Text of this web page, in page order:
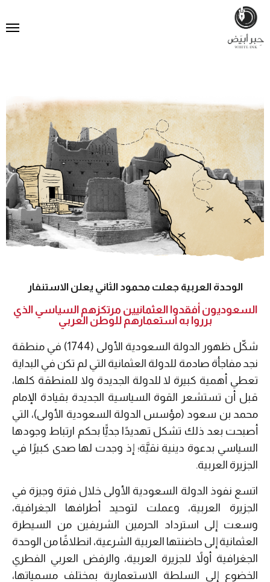
الوحدة العربية جعلت محمود الثاني يعلن الاستنفار
السعوديون أفقدوا العثمانيين مرتكزهم السياسي الذي
برروا به استعمارهم للوطن العربي
شكّل ظهور الدولة السعودية الأولى (1744) في منطقة
نجد مفاجأة صادمة للدولة العثمانية التي لم تكن في البداية
تعطي أهمية كبيرة لا للدولة الجديدة ولا للمنطقة كلها،
قبل أن تستشعر القوة السياسية الجديدة بقيادة الإمام
محمد بن سعود (مؤسس الدولة السعودية الأولى)، التي
أصبحت بعد ذلك تشكل تهديدًا جديًّا بحكم ارتباط وجودها
السياسي بدعوة دينية نقيَّة؛ إذ وجدت لها صدى كبيرًا في
الجزيرة العربية.
اتسع نفوذ الدولة السعودية الأولى خلال فترة وجيزة في
الجزيرة العربية، وعملت لتوحيد أطرافها الجغرافية،
وسعت إلى استرداد الحرمين الشريفين من السيطرة
العثمانية إلى حاضنتها العربية الشرعية، انطلاقًا من الوحدة
الجغرافية أولاً للجزيرة العربية، والرفض العربي الفطري
الخضوع إلى السلطة الاستعمارية بمختلف مسمياتها،